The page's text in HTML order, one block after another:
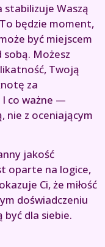
stabilizuje Waszą
będzie moment,
być miejscem
Możesz
Twoją
za
I co ważne —
nie z oceniającym
jakość
oparte na logice,
Ci, że miłość
doświadczeniu
dla siebie.